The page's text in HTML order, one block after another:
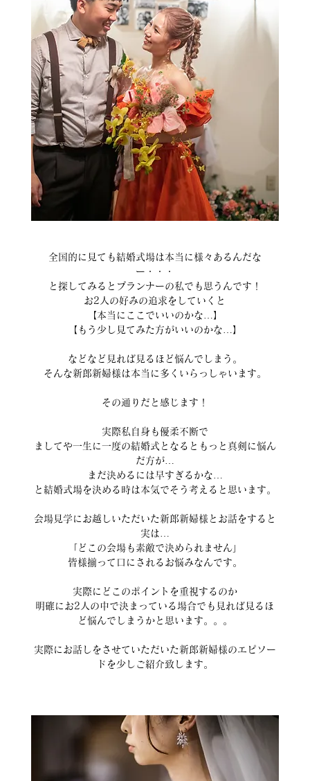
全国的に見ても結婚式場は本当に様々あるんだな
ー・・・
と探してみるとプランナーの私でも思うんです！
お2人の好みの追求をしていくと
【本当にここでいいのかな…】
【もう少し見てみた方がいいのかな…】
などなど見れば見るほど悩んでしまう。
そんな新郎新婦様は本当に多くいらっしゃいます。
その通りだと感じます！
実際私自身も優柔不断で
ましてや一生に一度の結婚式となるともっと真剣に悩ん
だ方が…
まだ決めるには早すぎるかな…
と結婚式場を決める時は本気でそう考えると思います。
会場見学にお越しいただいた新郎新婦様とお話をすると
実は…
「どこの会場も素敵で決められません」
皆様揃って口にされるお悩みなんです。
実際にどこのポイントを重視するのか
明確にお2人の中で決まっている場合でも見れば見るほ
ど悩んでしまうかと思います。。。
実際にお話しをさせていただいた新郎新婦様のエピソー
ドを少しご紹介致します。